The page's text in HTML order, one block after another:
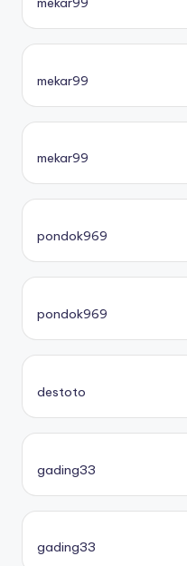
mekar99
mekar99
pondok969
pondok969
destoto
gading33
gading33